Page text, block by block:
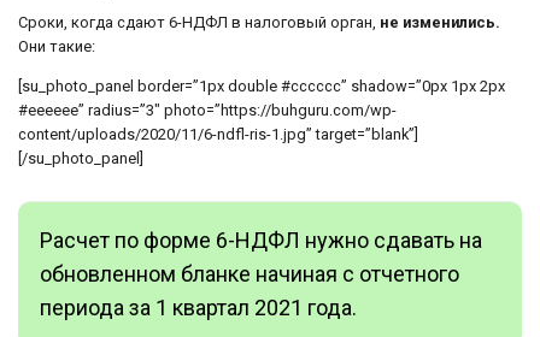
Сроки, когда сдают 6-НДФЛ в налоговый орган, не изменились.
Они такие:
[su_photo_panel border=”1px double #cccccc” shadow=”0px 1px 2px
#eeeeee” radius=”3″ photo=”https://buhguru.com/wp-
content/uploads/2020/11/6-ndfl-ris-1.jpg” target=”blank”]
[/su_photo_panel]
Расчет по форме 6-НДФЛ нужно сдавать на
обновленном бланке начиная с отчетного
периода за 1 квартал 2021 года.